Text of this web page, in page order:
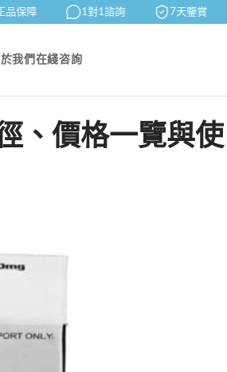
障 1對1諮詢 7天鑒賞
我們 在綫咨詢
、價格一覽與使